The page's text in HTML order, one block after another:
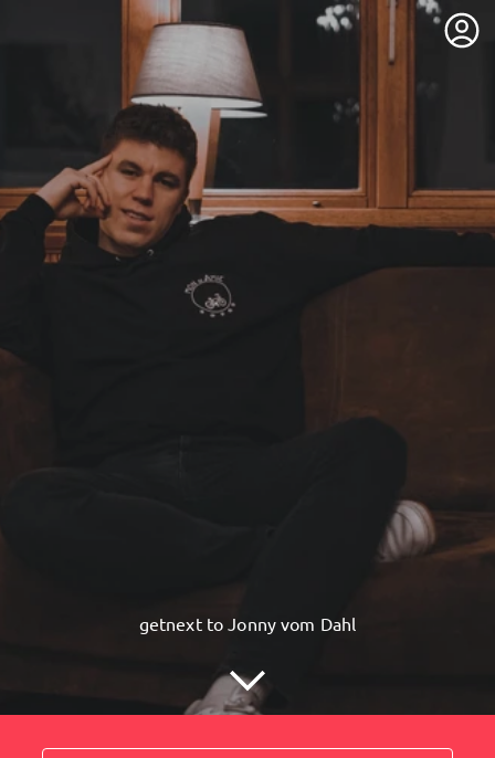
getnext to Jonny vom Dahl